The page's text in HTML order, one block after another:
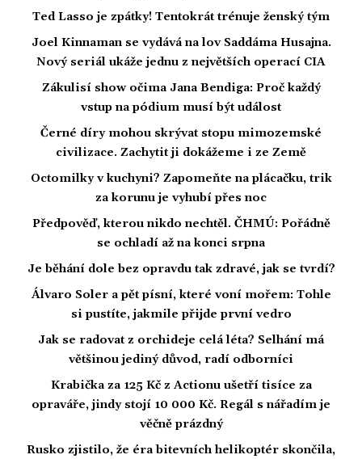
Ted Lasso je zpátky! Tentokrát trénuje ženský tým
Joel Kinnaman se vydává na lov Saddáma Husajna.
Nový seriál ukáže jednu z největších operací CIA
Zákulisí show očima Jana Bendiga: Proč každý
vstup na pódium musí být událost
Černé díry mohou skrývat stopu mimozemské
civilizace. Zachytit ji dokážeme i ze Země
Octomilky v kuchyni? Zapomeňte na plácačku, trik
za korunu je vyhubí přes noc
Předpověď, kterou nikdo nechtěl. ČHMÚ: Pořádně
se ochladí až na konci srpna
Je běhání dole bez opravdu tak zdravé, jak se tvrdí?
Álvaro Soler a pět písní, které voní mořem: Tohle
si pustíte, jakmile přijde první vedro
Jak se radovat z orchideje celá léta? Selhání má
většinou jediný důvod, radí odborníci
Krabička za 125 Kč z Actionu ušetří tisíce za
opraváře, jindy stojí 10 000 Kč. Regál s nářadím je
věčně prázdný
Rusko zjistilo, že éra bitevních helikoptér skončila,